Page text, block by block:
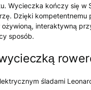
Wycieczka kończy się w
Dzięki
interaktywną
sposób.
śladami